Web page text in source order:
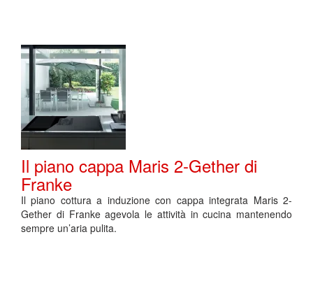
Il piano cappa Maris 2-Gether di
Franke
Il piano cottura a induzione con cappa integrata Maris 2-
Gether di Franke agevola le attività in cucina mantenendo
sempre un’aria pulita.